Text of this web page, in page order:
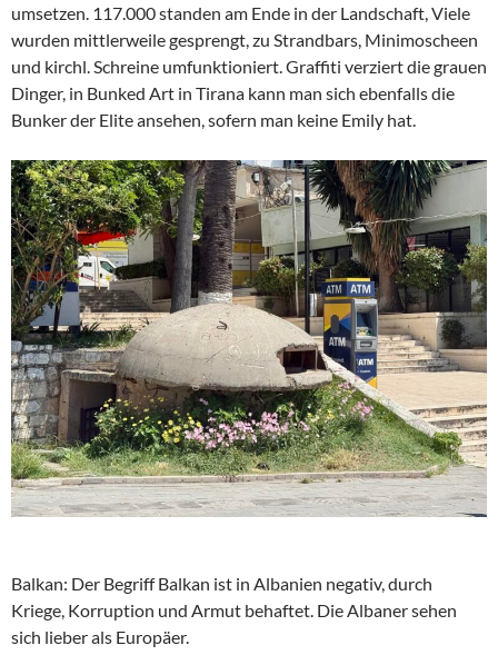
umsetzen. 117.000 standen am Ende in der Landschaft, Viele
wurden mittlerweile gesprengt, zu Strandbars, Minimoscheen
und kirchl. Schreine umfunktioniert. Graffiti verziert die grauen
Dinger, in Bunked Art in Tirana kann man sich ebenfalls die
Bunker der Elite ansehen, sofern man keine Emily hat.
Balkan: Der Begriff Balkan ist in Albanien negativ, durch
Kriege, Korruption und Armut behaftet. Die Albaner sehen
sich lieber als Europäer.